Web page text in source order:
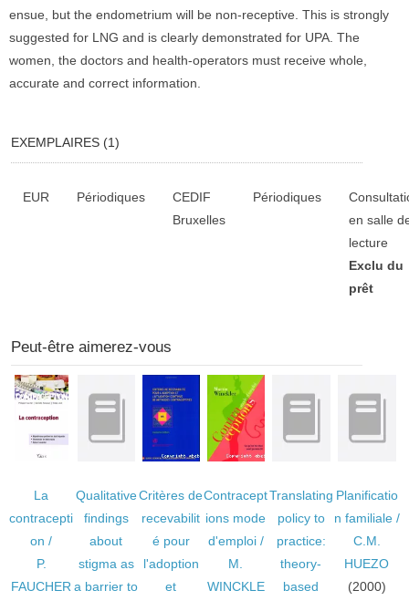
ensue, but the endometrium will be non-receptive. This is strongly
suggested for LNG and is clearly demonstrated for UPA. The
women, the doctors and health-operators must receive whole,
accurate and correct information.
EXEMPLAIRES (1)
EUR
Périodiques
CEDIF
Bruxelles
Périodiques
en salle
lecture
Exclu du
prêt
Peut-être aimerez-vous
La
contracepti
on /
P.
FAUCHER
Qualitative
findings
about
stigma as
a barrier to
Critères de
recevabilit
é pour
l'adoption
et
Contracept
ions mode
d'emploi/
M.
WINCKLE
Translating
policy to
practice:
theory-
based
Planificatio
n familiale/
C.M.
HUEZO
(2000)